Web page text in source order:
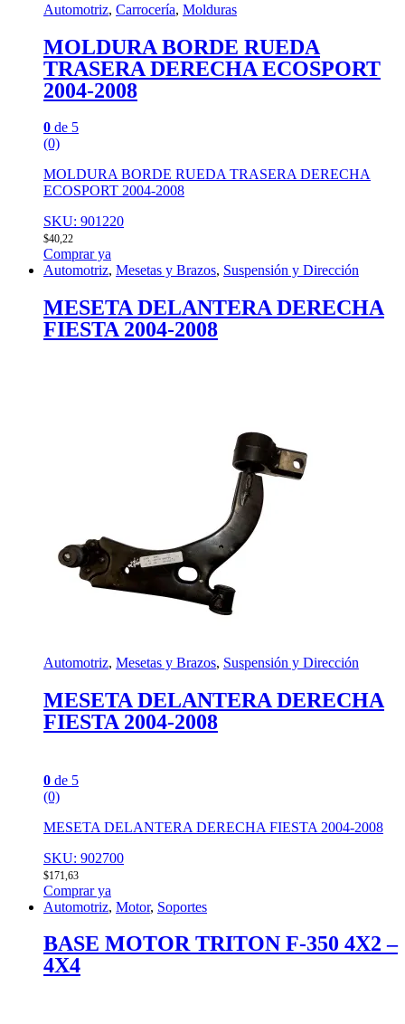
Automotriz, Carrocería, Molduras
MOLDURA BORDE RUEDA
TRASERA DERECHA ECOSPORT
2004-2008
0 de 5
(0)
MOLDURA BORDE RUEDA TRASERA DERECHA
ECOSPORT 2004-2008
SKU: 901220
$40,22
Comprar ya
Automotriz, Mesetas y Brazos, Suspensión y Dirección
MESETA DELANTERA DERECHA
FIESTA 2004-2008
Automotriz, Mesetas y Brazos, Suspensión y Dirección
MESETA DELANTERA DERECHA
FIESTA 2004-2008
0 de 5
(0)
MESETA DELANTERA DERECHA FIESTA 2004-2008
SKU: 902700
$171,63
Comprar ya
Automotriz, Motor, Soportes
BASE MOTOR TRITON F-350 4X2 –
4X4